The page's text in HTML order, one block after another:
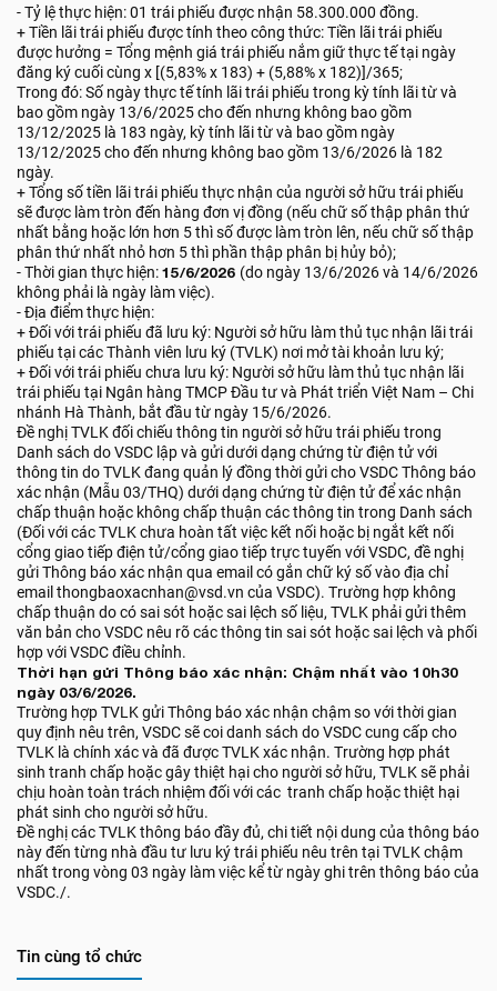
- Tỷ lệ thực hiện: 01 trái phiếu được nhận 58.300.000 đồng.
+ Tiền lãi trái phiếu được tính theo công thức: Tiền lãi trái phiếu
được hưởng = Tổng mệnh giá trái phiếu nắm giữ thực tế tại ngày
đăng ký cuối cùng x [(5,83% x 183) + (5,88% x 182)]/365;
Trong đó: Số ngày thực tế tính lãi trái phiếu trong kỳ tính lãi từ và
bao gồm ngày 13/6/2025 cho đến nhưng không bao gồm
13/12/2025 là 183 ngày, kỳ tính lãi từ và bao gồm ngày
13/12/2025 cho đến nhưng không bao gồm 13/6/2026 là 182
ngày.
+ Tổng số tiền lãi trái phiếu thực nhận của người sở hữu trái phiếu
sẽ được làm tròn đến hàng đơn vị đồng (nếu chữ số thập phân thứ
nhất bằng hoặc lớn hơn 5 thì số được làm tròn lên, nếu chữ số thập
phân thứ nhất nhỏ hơn 5 thì phần thập phân bị hủy bỏ);
- Thời gian thực hiện:15/6/2026 (do ngày 13/6/2026 và 14/6/2026
không phải là ngày làm việc).
- Địa điểm thực hiện:
+ Đối với trái phiếu đã lưu ký: Người sở hữu làm thủ tục nhận lãi trái
phiếu tại các Thành viên lưu ký (TVLK) nơi mở tài khoản lưu ký;
+ Đối với trái phiếu chưa lưu ký: Người sở hữu làm thủ tục nhận lãi
trái phiếu tại Ngân hàng TMCP Đầu tư và Phát triển Việt Nam – Chi
nhánh Hà Thành, bắt đầu từ ngày 15/6/2026.
Đề nghị TVLK đối chiếu thông tin người sở hữu trái phiếu trong
Danh sách do VSDC lập và gửi dưới dạng chứng từ điện tử với
thông tin do TVLK đang quản lý đồng thời gửi cho VSDC Thông báo
xác nhận (Mẫu 03/THQ) dưới dạng chứng từ điện tử để xác nhận
chấp thuận hoặc không chấp thuận các thông tin trong Danh sách
(Đối với các TVLK chưa hoàn tất việc kết nối hoặc bị ngắt kết nối
cổng giao tiếp điện tử/cổng giao tiếp trực tuyến với VSDC, đề nghị
gửi Thông báo xác nhận qua email có gắn chữ ký số vào địa chỉ
email thongbaoxacnhan@vsd.vn của VSDC). Trường hợp không
chấp thuận do có sai sót hoặc sai lệch số liệu, TVLK phải gửi thêm
văn bản cho VSDC nêu rõ các thông tin sai sót hoặc sai lệch và phối
hợp với VSDC điều chỉnh.
Thời hạn gửi Thông báo xác nhận: Chậm nhất vào 10h30
ngày 03/6/2026.
Trường hợp TVLK gửi Thông báo xác nhận chậm so với thời gian
quy định nêu trên, VSDC sẽ coi danh sách do VSDC cung cấp cho
TVLK là chính xác và đã được TVLK xác nhận. Trường hợp phát
sinh tranh chấp hoặc gây thiệt hại cho người sở hữu, TVLK sẽ phải
chịu hoàn toàn trách nhiệm đối với các tranh chấp hoặc thiệt hại
phát sinh cho người sở hữu.
Đề nghị các TVLK thông báo đầy đủ, chi tiết nội dung của thông báo
này đến từng nhà đầu tư lưu ký trái phiếu nêu trên tại TVLK chậm
nhất trong vòng 03 ngày làm việc kể từ ngày ghi trên thông báo của
VSDC./.
Tin cùng tổ chức